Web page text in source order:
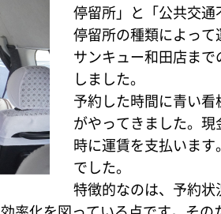
停留所」と「公共交
停留所の種類によっ
サンキュー和田店ま
しました。
予約した時間に青い
がやってきました。
時に運賃を支払いま
でした。
特徴的なのは、予約